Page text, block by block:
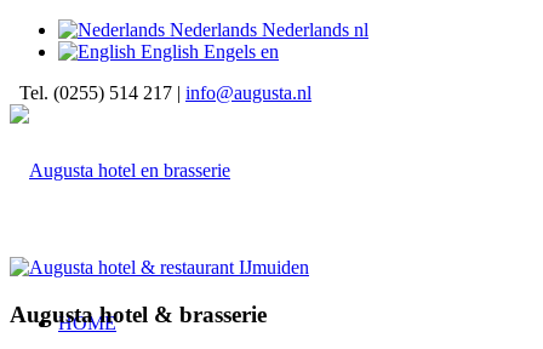
Nederlands Nederlands nl
English Engels en
Tel. (0255) 514 217 | info@augusta.nl
HOME
Augusta hotel & brasserie